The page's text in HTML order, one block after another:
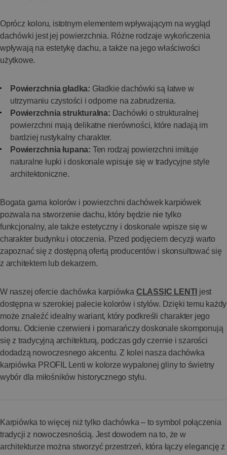
Oprócz koloru, istotnym elementem wpływającym na wygląd
dachówki jest jej powierzchnia. Różne rodzaje wykończenia
wpływają na estetykę dachu, a także na jego właściwości
użytkowe.
Powierzchnia gładka: Gładkie dachówki są łatwe w
utrzymaniu czystości i odporne na zabrudzenia.
Powierzchnia strukturalna: Dachówki o strukturalnej
powierzchni mają delikatne nierówności, które nadają im
bardziej rustykalny charakter.
Powierzchnia łupana: Ten rodzaj powierzchni imituje
naturalne łupki i doskonale wpisuje się w tradycyjne style
architektoniczne.
Bogata gama kolorów i powierzchni dachówek karpiówek
pozwala na stworzenie dachu, który będzie nie tylko
funkcjonalny, ale także estetyczny i doskonale wpisze się w
charakter budynku i otoczenia. Przed podjęciem decyzji warto
zapoznać się z dostępną ofertą producentów i skonsultować się
z architektem lub dekarzem.
W naszej ofercie dachówka karpiówka CLASSIC LENTI jest
dostępna w szerokiej palecie kolorów i stylów. Dzięki temu każdy
może znaleźć idealny wariant, który podkreśli charakter jego
domu. Odcienie czerwieni i pomarańczy doskonale skomponują
się z tradycyjną architekturą, podczas gdy czernie i szarości
dodadzą nowoczesnego akcentu. Z kolei nasza dachówka
karpiówka PROFIL Lenti w kolorze wypalonej gliny to świetny
wybór dla miłośników historycznego stylu.
Karpiówka to więcej niż tylko dachówka – to symbol połączenia
tradycji z nowoczesnością. Jest dowodem na to, że w
architekturze można stworzyć przestrzeń, która łączy elegancję z